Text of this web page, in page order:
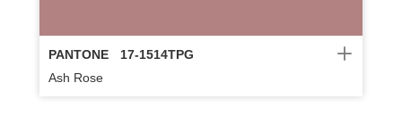
PANTONE
17-1514TPG
Ash Rose